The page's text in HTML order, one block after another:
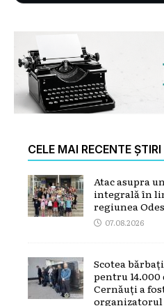
CELE MAI RECENTE ȘTIRI
Atac asupra
integrală în
regiunea
07.08.2026
Scotea
pentru
Cernăuți a
organizatorul